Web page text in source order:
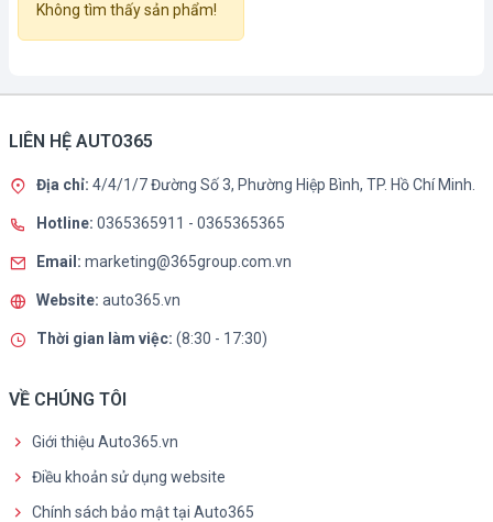
Không tìm thấy sản phẩm!
LIÊN HỆ AUTO365
Địa chỉ: 4/4/1/7 Đường Số 3, Phường Hiệp Bình, TP. Hồ Chí Minh.
Hotline: 0365365911 - 0365365365
Email: marketing@365group.com.vn
Website: auto365.vn
Thời gian làm việc: (8:30 - 17:30)
VỀ CHÚNG TÔI
Giới thiệu Auto365.vn
Điều khoản sử dụng website
Chính sách bảo mật tại Auto365